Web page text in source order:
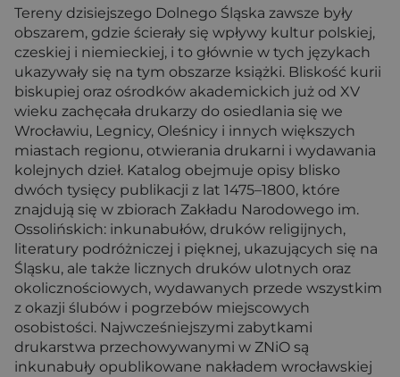
Tereny dzisiejszego Dolnego Śląska zawsze były
obszarem, gdzie ścierały się wpływy kultur polskiej,
czeskiej i niemieckiej, i to głównie w tych językach
ukazywały się na tym obszarze książki. Bliskość kurii
biskupiej oraz ośrodków akademickich już od XV
wieku zachęcała drukarzy do osiedlania się we
Wrocławiu, Legnicy, Oleśnicy i innych większych
miastach regionu, otwierania drukarni i wydawania
kolejnych dzieł. Katalog obejmuje opisy blisko
dwóch tysięcy publikacji z lat 1475–1800, które
znajdują się w zbiorach Zakładu Narodowego im.
Ossolińskich: inkunabułów, druków religijnych,
literatury podróżniczej i pięknej, ukazujących się na
Śląsku, ale także licznych druków ulotnych oraz
okolicznościowych, wydawanych przede wszystkim
z okazji ślubów i pogrzebów miejscowych
osobistości. Najwcześniejszymi zabytkami
drukarstwa przechowywanymi w ZNiO są
inkunabuły opublikowane nakładem wrocławskiej